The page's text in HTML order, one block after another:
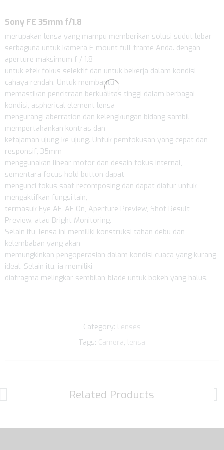
Sony FE 35mm f/1.8
merupakan lensa yang mampu memberikan solusi sudut lebar
serbaguna untuk kamera E-mount full-frame Anda. dengan
aperture maksimum f / 1.8
untuk efek fokus selektif dan untuk bekerja dalam kondisi
cahaya rendah. Untuk membantu
memastikan pencitraan berkualitas tinggi dalam berbagai
kondisi, aspherical element lensa
mengurangi aberration dan kelengkungan bidang sambil
mempertahankan kontras dan
ketajaman ujung-ke-ujung. Untuk pemfokusan yang cepat dan
responsif, 35mm
menggunakan linear motor dan desain fokus internal,
sementara focus hold button dapat
mengunci fokus saat recomposing dan dapat diatur untuk
mengaktifkan fungsi lain,
termasuk Eye AF, AF On, Aperture Preview, Shot Result
Preview, atau Bright Monitoring.
Selain itu, lensa ini memiliki konstruksi tahan debu dan
kelembaban yang akan
memungkinkan pengoperasian dalam kondisi cuaca yang kurang
ideal. Selain itu, ia memiliki
diafragma melingkar sembilan-blade untuk bokeh yang halus.
Category: Lenses
Tags: Camera, lensa
Related Products